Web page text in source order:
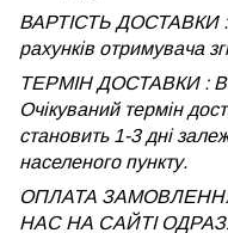
ВАРТІСТЬ ДОСТАВКИ :
рахунків отримувача
ТЕРМІН ДОСТАВКИ :
Очікуваний термін
становить 1-3 дні
населеного пункту.
ОПЛАТА
НАС НА САЙТІ